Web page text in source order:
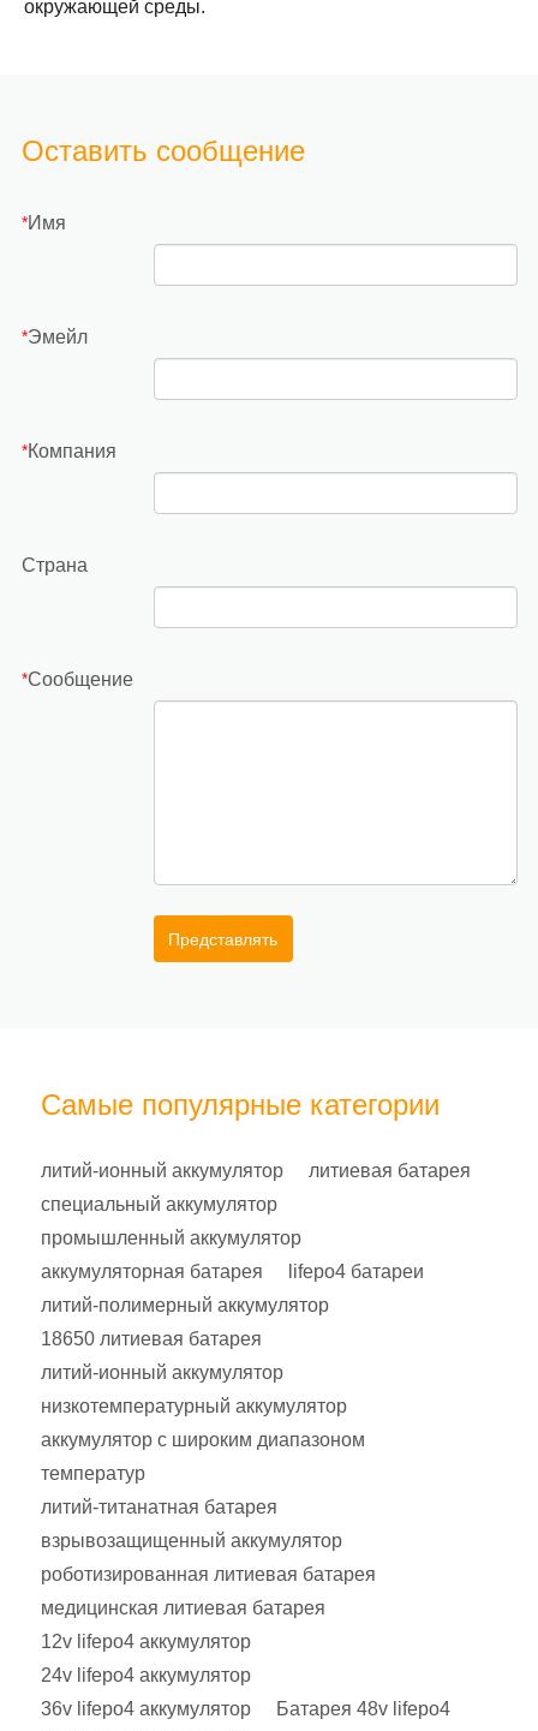
окружающей среды.
Оставить сообщение
*Имя
*Эмейл
*Компания
Страна
*Сообщение
Представлять
Самые популярные категории
литий-ионный аккумулятор
литиевая батарея
специальный аккумулятор
промышленный аккумулятор
аккумуляторная батарея
lifepo4 батареи
литий-полимерный аккумулятор
18650 литиевая батарея
литий-ионный аккумулятор
низкотемпературный аккумулятор
аккумулятор с широким диапазоном
температур
литий-титанатная батарея
взрывозащищенный аккумулятор
роботизированная литиевая батарея
медицинская литиевая батарея
12v lifepo4 аккумулятор
24v lifepo4 аккумулятор
36v lifepo4 аккумулятор
Батарея 48v lifepo4